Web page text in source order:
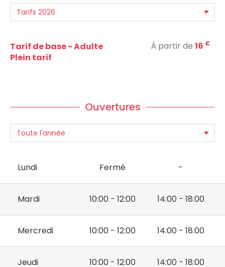
Tarif de base - Adulte
Plein tarif
À partir de 16 €
Ouvertures
Lundi Fermé -
Mardi 10:00 - 12:00 14:00 - 18:00
Mercredi 10:00 - 12:00 14:00 - 18:00
Jeudi 10:00 - 12:00 14:00 - 18:00